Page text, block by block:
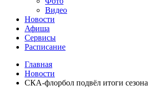
Видео
Новости
Афиша
Сервисы
Расписание
Главная
Новости
СКА-флорбол подвёл итоги сезона